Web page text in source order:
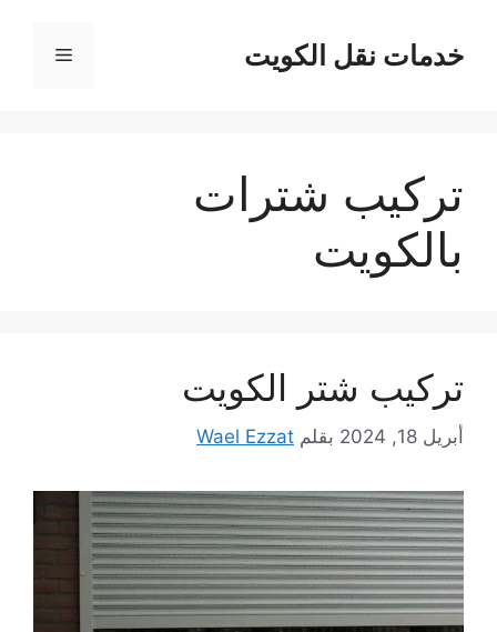
المحتوىخدمات نقل الكويت القائمة
تركيب شترات
بالكويت
تركيب شتر الكويت
أبريل 18, 2024 بقلم Wael Ezzat